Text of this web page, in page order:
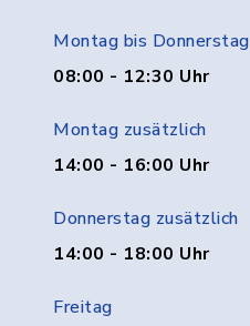
Montag bis Donnerstag
08:00 - 12:30 Uhr
Montag zusätzlich
14:00 - 16:00 Uhr
Donnerstag zusätzlich
14:00 - 18:00 Uhr
Freitag